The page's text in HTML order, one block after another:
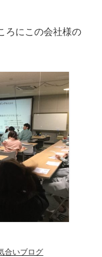
ろにこの会社様の
合いブログ